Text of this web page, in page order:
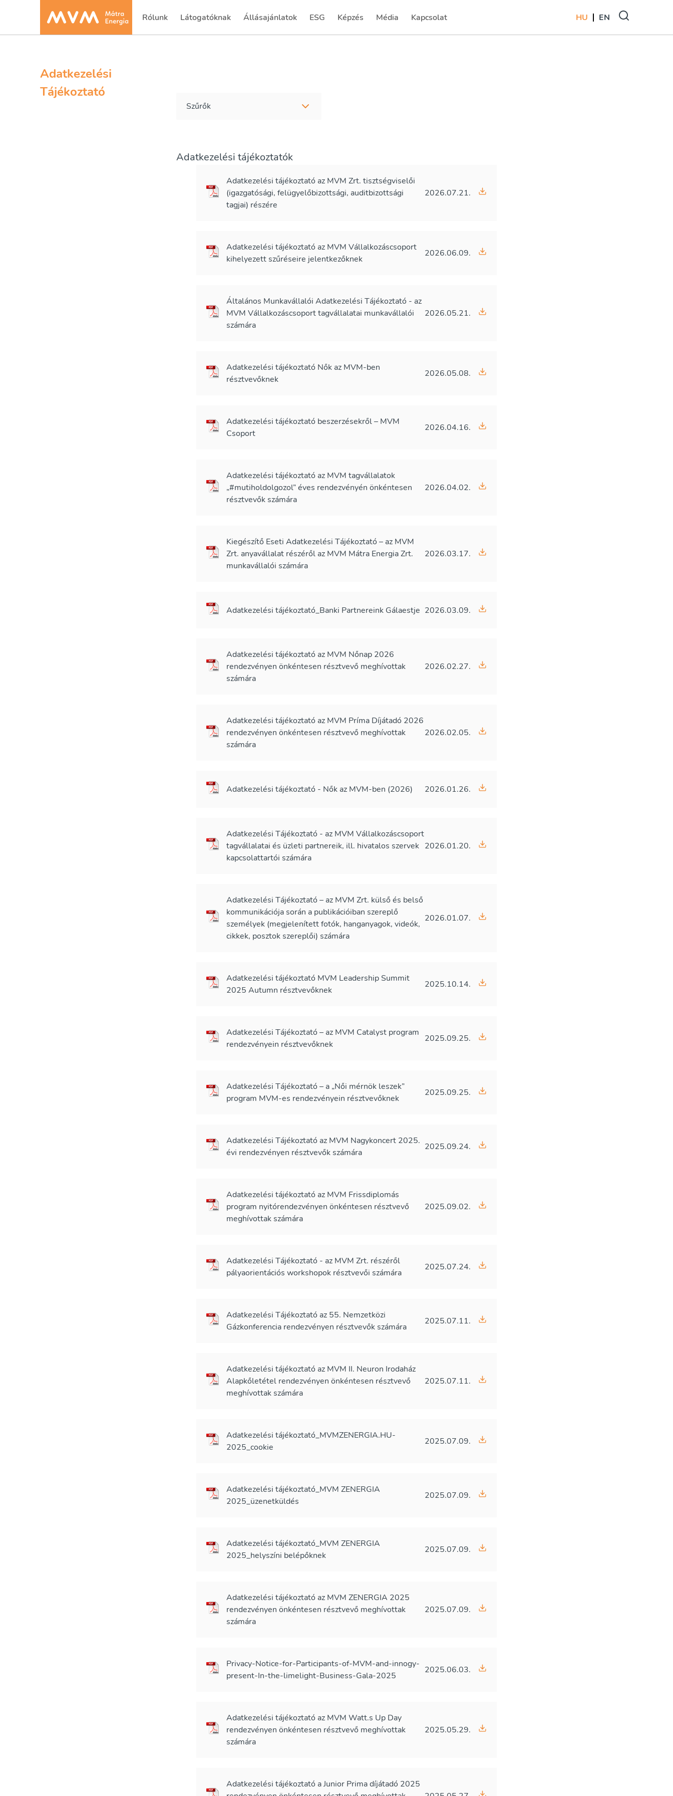
Rólunk Látogatóknak
(current) Állásajánlatok
(current) ESG
(current)Képzés Média
(current) Kapcsolat
(current) HU EN
Adatkezelési
Tájékoztató
Szűrők
Adatkezelési tájékoztatók
Adatkezelési tájékoztató az MVM Zrt. tisztségviselői
(igazgatósági, felügyelőbizottsági, auditbizottsági
tagjai) részére
2026.07.21.
Adatkezelési tájékoztató az MVM Vállalkozáscsoport
kihelyezett szűréseire jelentkezőknek
2026.06.09.
Általános Munkavállalói Adatkezelési Tájékoztató - az
MVM Vállalkozáscsoport tagvállalatai munkavállalói
számára
2026.05.21.
Adatkezelési tájékoztató Nők az MVM-ben
résztvevőknek
2026.05.08.
Adatkezelési tájékoztató beszerzésekről – MVM
Csoport
2026.04.16.
Adatkezelési tájékoztató az MVM tagvállalatok
„#mutiholdolgozol” éves rendezvényén önkéntesen
résztvevők számára
2026.04.02.
Kiegészítő Eseti Adatkezelési Tájékoztató – az MVM
Zrt. anyavállalat részéről az MVM Mátra Energia Zrt.
munkavállalói számára
2026.03.17.
Adatkezelési tájékoztató_Banki Partnereink Gálaestje 2026.03.09.
Adatkezelési tájékoztató az MVM Nőnap 2026
rendezvényen önkéntesen résztvevő meghívottak
számára
2026.02.27.
Adatkezelési tájékoztató az MVM Príma Díjátadó 2026
rendezvényen önkéntesen résztvevő meghívottak
számára
2026.02.05.
Adatkezelési tájékoztató - Nők az MVM-ben (2026) 2026.01.26.
Adatkezelési Tájékoztató - az MVM Vállalkozáscsoport
tagvállalatai és üzleti partnereik, ill. hivatalos szervek
kapcsolattartói számára
2026.01.20.
Adatkezelési Tájékoztató – az MVM Zrt. külső és belső
kommunikációja során a publikációiban szereplő
személyek (megjelenített fotók, hanganyagok, videók,
cikkek, posztok szereplői) számára
2026.01.07.
Adatkezelési tájékoztató MVM Leadership Summit
2025 Autumn résztvevőknek
2025.10.14.
Adatkezelési Tájékoztató – az MVM Catalyst program
rendezvényein résztvevőknek
2025.09.25.
Adatkezelési Tájékoztató – a „Női mérnök leszek”
program MVM-es rendezvényein résztvevőknek
2025.09.25.
Adatkezelési Tájékoztató az MVM Nagykoncert 2025.
évi rendezvényen résztvevők számára
2025.09.24.
Adatkezelési tájékoztató az MVM Frissdiplomás
program nyitórendezvényen önkéntesen résztvevő
meghívottak számára
2025.09.02.
Adatkezelési Tájékoztató - az MVM Zrt. részéről
pályaorientációs workshopok résztvevői számára
2025.07.24.
Adatkezelési Tájékoztató az 55. Nemzetközi
Gázkonferencia rendezvényen résztvevők számára
2025.07.11.
Adatkezelési tájékoztató az MVM II. Neuron Irodaház
Alapkőletétel rendezvényen önkéntesen résztvevő
meghívottak számára
2025.07.11.
Adatkezelési tájékoztató_MVMZENERGIA.HU-
2025_cookie
2025.07.09.
Adatkezelési tájékoztató_MVM ZENERGIA
2025_üzenetküldés
2025.07.09.
Adatkezelési tájékoztató_MVM ZENERGIA
2025_helyszíni belépőknek
2025.07.09.
Adatkezelési tájékoztató az MVM ZENERGIA 2025
rendezvényen önkéntesen résztvevő meghívottak
számára
2025.07.09.
Privacy-Notice-for-Participants-of-MVM-and-innogy-
present-In-the-limelight-Business-Gala-2025
2025.06.03.
Adatkezelési tájékoztató az MVM Watt.s Up Day
rendezvényen önkéntesen résztvevő meghívottak
számára
2025.05.29.
Adatkezelési tájékoztató a Junior Prima díjátadó 2025